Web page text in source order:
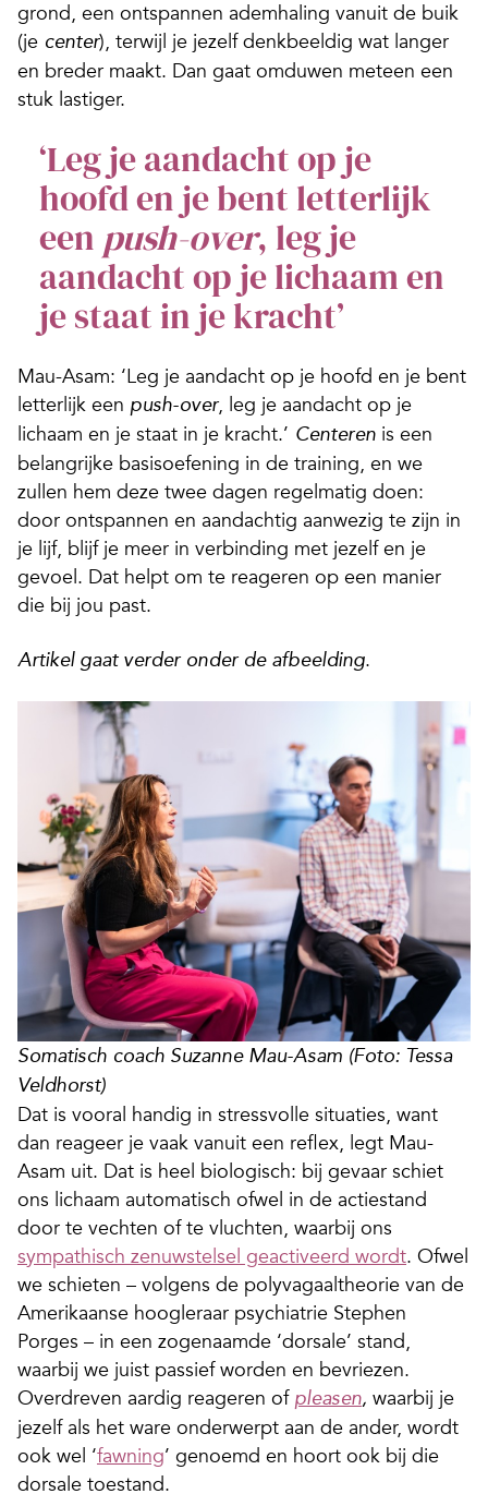
grond, een ontspannen ademhaling vanuit de buik
(je center), terwijl je jezelf denkbeeldig wat langer
en breder maakt. Dan gaat omduwen meteen een
stuk lastiger.
‘Leg je aandacht op je
hoofd en je bent letterlijk
een push-over, leg je
aandacht op je lichaam en
je staat in je kracht’
Mau-Asam: ‘Leg je aandacht op je hoofd en je bent
letterlijk een push-over, leg je aandacht op je
lichaam en je staat in je kracht.’ Centeren is een
belangrijke basisoefening in de training, en we
zullen hem deze twee dagen regelmatig doen:
door ontspannen en aandachtig aanwezig te zijn in
je lijf, blijf je meer in verbinding met jezelf en je
gevoel. Dat helpt om te reageren op een manier
die bij jou past.
Artikel gaat verder onder de afbeelding.
Somatisch coach Suzanne Mau-Asam (Foto: Tessa
Veldhorst)
Dat is vooral handig in stressvolle situaties, want
dan reageer je vaak vanuit een reflex, legt Mau-
Asam uit. Dat is heel biologisch: bij gevaar schiet
ons lichaam automatisch ofwel in de actiestand
door te vechten of te vluchten, waarbij ons
sympathisch zenuwstelsel geactiveerd wordt. Ofwel
we schieten – volgens de polyvagaaltheorie van de
Amerikaanse hoogleraar psychiatrie Stephen
Porges – in een zogenaamde ‘dorsale’ stand,
waarbij we juist passief worden en bevriezen.
Overdreven aardig reageren of pleasen, waarbij je
jezelf als het ware onderwerpt aan de ander, wordt
ook wel ‘fawning’ genoemd en hoort ook bij die
dorsale toestand.